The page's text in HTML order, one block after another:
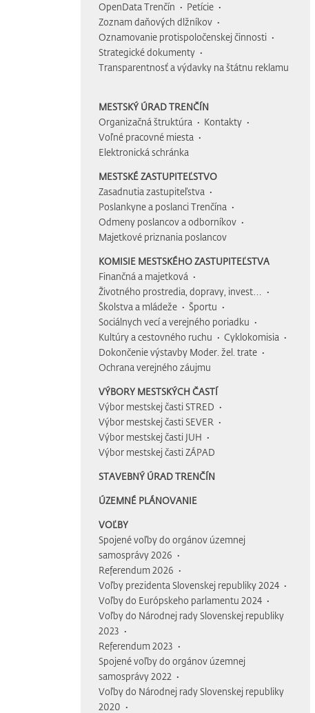
OpenData Trenčín
Petície
Zoznam daňových dlžníkov
Oznamovanie protispoločenskej činnosti
Strategické dokumenty
Transparentnosť a výdavky na štátnu reklamu
MESTSKÝ ÚRAD TRENČÍN
Organizačná štruktúra
Kontakty
Voľné pracovné miesta
Elektronická schránka
MESTSKÉ ZASTUPITEĽSTVO
Zasadnutia zastupiteľstva
Poslankyne a poslanci Trenčína
Odmeny poslancov a odborníkov
Majetkové priznania poslancov
KOMISIE MESTSKÉHO ZASTUPITEĽSTVA
Finančná a majetková
Životného prostredia, dopravy, invest…
Školstva a mládeže
Športu
Sociálnych vecí a verejného poriadku
Kultúry a cestovného ruchu
Cyklokomisia
Dokončenie výstavby Moder. žel. trate
Ochrana verejného záujmu
VÝBORY MESTSKÝCH ČASTÍ
Výbor mestskej časti STRED
Výbor mestskej časti SEVER
Výbor mestskej časti JUH
Výbor mestskej časti ZÁPAD
STAVEBNÝ ÚRAD TRENČÍN
ÚZEMNÉ PLÁNOVANIE
VOĽBY
Spojené voľby do orgánov územnej
samosprávy 2026
Referendum 2026
Voľby prezidenta Slovenskej republiky 2024
Voľby do Európskeho parlamentu 2024
Voľby do Národnej rady Slovenskej republiky
2023
Referendum 2023
Spojené voľby do orgánov územnej
samosprávy 2022
Voľby do Národnej rady Slovenskej republiky
2020